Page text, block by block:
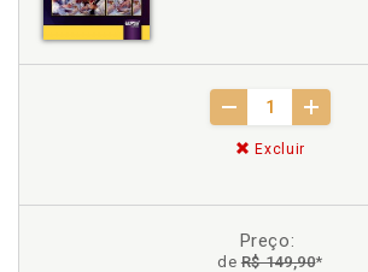
Excluir
Preço:
deR$ 149,90*